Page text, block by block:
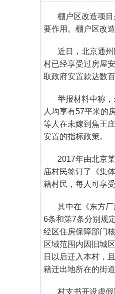
棚户区改造项
要作用。棚户区改
近日，北京通
村已经享受过房屋
取政府安置款达数百
举报材料中称
人均享有57平米的
等人在未嫁到焦王
安置的指标政策。
2017年由北京
庙村民签订了《集
籍村民，每人可享
其中在《东方
6条和第7条分别规
经区住房保障部门
区域范围内因旧城
日以后迁入本村，
籍迁出地所在的街
村支书开设虚